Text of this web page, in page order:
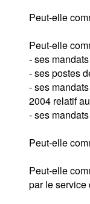
Peut-elle
Peut-elle
- ses
- ses postes
- ses
2004 relatif
- ses
Peut-elle
Peut-elle
par le service